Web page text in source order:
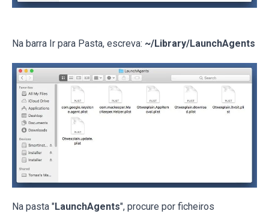
Na barra Ir para Pasta, escreva: ~/Library/LaunchAgents
Na pasta "LaunchAgents", procure por ficheiros